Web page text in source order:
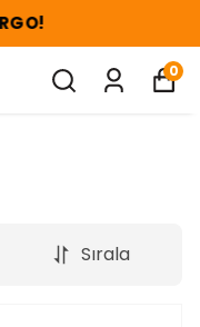
KARGO!
0
Sırala